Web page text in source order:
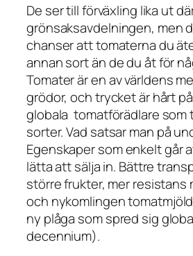
De ser till förväxling lika ut
grönsaksavdelningen, men
chanser att tomaterna du
annan sort än de du åt för
Tomater är en av världens
grödor, och trycket är hårt
globala tomatförädlare som
sorter. Vad satsar man på
Egenskaper som enkelt går
lätta att sälja in. Bättre
större frukter, mer resistans
och nykomlingen
ny plåga som spred sig
decennium).